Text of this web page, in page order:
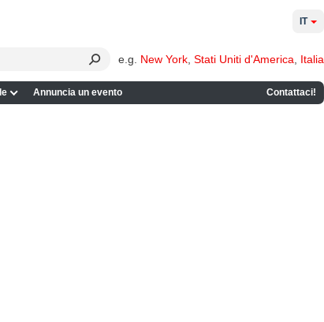
e.g. New York Stati Uniti d'America Italia
Annuncia un evento Contattaci!
IT